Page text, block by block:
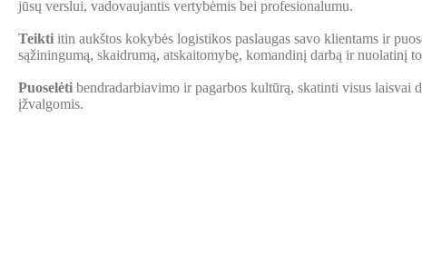
jūsų verslui, vadovaujantis vertybėmis bei profesionalumu.
Teikti itin aukštos kokybės logistikos paslaugas savo klientams ir
sąžiningumą, skaidrumą, atskaitomybę, komandinį darbą ir nuolatinį
Puoselėti bendradarbiavimo ir pagarbos kultūrą, skatinti visus laisvai
įžvalgomis.